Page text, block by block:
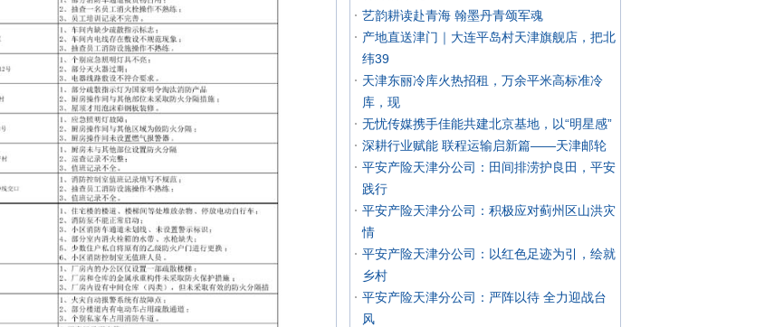
艺韵耕读赴青海 翰墨丹青颂军魂
产地直送津门｜大连平岛村天津旗舰店，把北
纬39
天津东丽冷库火热招租，万余平米高标准冷
库，现
无忧传媒携手佳能共建北京基地，以“明星感”
深耕行业赋能 联程运输启新篇——天津邮轮
平安产险天津分公司：田间排涝护良田，平安
践行
平安产险天津分公司：积极应对蓟州区山洪灾
情
平安产险天津分公司：以红色足迹为引，绘就
乡村
平安产险天津分公司：严阵以待 全力迎战台
风